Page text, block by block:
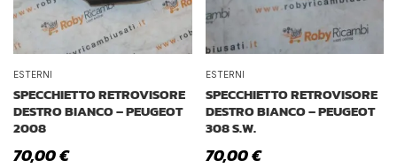
ESTERNI
SPECCHIETTO RETROVISORE
DESTRO BIANCO – PEUGEOT
2008
70,00€
ESTERNI
SPECCHIETTO RETROVISORE
DESTRO BIANCO – PEUGEOT
308 S.W.
70,00€